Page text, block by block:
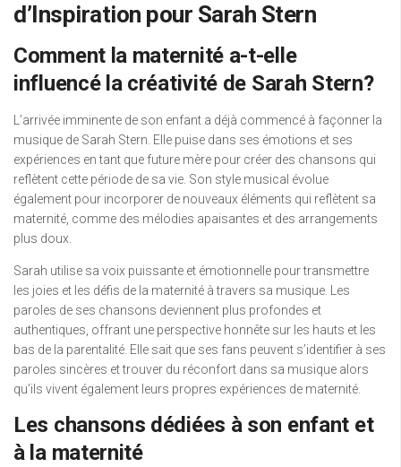
d’Inspiration pour Sarah Stern
Comment la maternité a-t-elle
influencé la créativité de Sarah Stern?
L’arrivée imminente de son enfant a déjà commencé à façonner la
musique de Sarah Stern. Elle puise dans ses émotions et ses
expériences en tant que future mère pour créer des chansons qui
reflètent cette période de sa vie. Son style musical évolue
également pour incorporer de nouveaux éléments qui reflètent sa
maternité, comme des mélodies apaisantes et des arrangements
plus doux.
Sarah utilise sa voix puissante et émotionnelle pour transmettre
les joies et les défis de la maternité à travers sa musique. Les
paroles de ses chansons deviennent plus profondes et
authentiques, offrant une perspective honnête sur les hauts et les
bas de la parentalité. Elle sait que ses fans peuvent s’identifier à ses
paroles sincères et trouver du réconfort dans sa musique alors
qu’ils vivent également leurs propres expériences de maternité.
Les chansons dédiées à son enfant et
à la maternité